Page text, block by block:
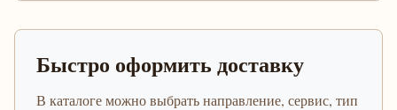
Быстро оформить доставку
В каталоге можно выбрать направление, сервис, тип